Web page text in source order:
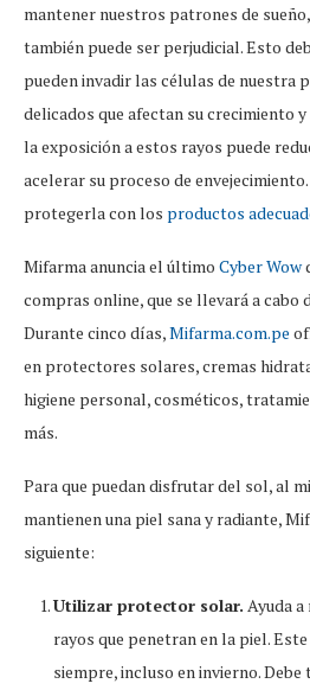
mantener nuestros patrones de
también puede ser perjudicial. Esto
pueden invadir las células de nuestra
delicados que afectan su crecimiento
la exposición a estos rayos puede
acelerar su proceso de
protegerla con los productos
Mifarma anuncia el último Cyber Wow
compras online, que se llevará a cabo
Durante cinco días,Mifarma.com.pe
en protectores solares, cremas
higiene personal, cosméticos,
más.
Para que puedan disfrutar del sol, al
mantienen una piel sana y radiante,
siguiente:
Utilizar protector solar. Ayuda
rayos que penetran en la piel.
siempre, incluso en invierno.